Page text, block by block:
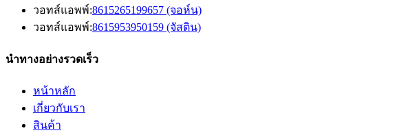
วอทส์แอพพ์:8615265199657 (จอห์น)
วอทส์แอพพ์:8615953950159 (จัสติน)
นำทางอย่างรวดเร็ว
หน้าหลัก
เกี่ยวกับเรา
สินค้า